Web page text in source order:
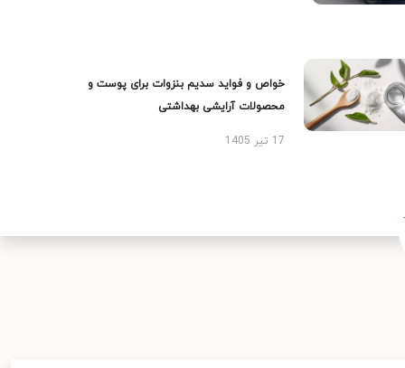
خواص و فواید سدیم بنزوات برای پوست و
محصولات آرایشی بهداشتی
17 تیر 1405